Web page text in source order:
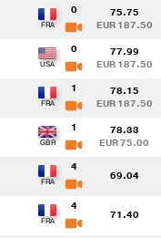
0 75.75
EUR 187.50
0 77.99
EUR 187.50
1 78.15
EUR 187.50
1 78.33
EUR 75.00
4
69.04
4
71.40